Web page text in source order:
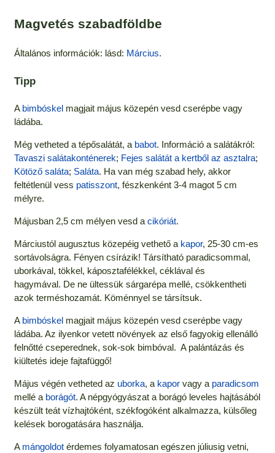
Magvetés szabadföldbe
Általános információk: lásd: Március.
Tipp
A bimbóskelmagjait május közepén vesd cserépbe vagy
ládába.
Még vetheted a tépősalátát, a babot. Információ a salátákról:
Tavaszi salátakonténerek; Fejes salátát a kertből az asztalra;
Kötöző saláta; Saláta. Ha van még szabad hely, akkor
feltétlenül vess patisszont, fészkenként 3-4 magot 5 cm
mélyre.
Májusban 2,5 cm mélyen vesd a cikóriát.
Márciustól augusztus közepéig vethető a kapor, 25-30 cm-es
sortávolságra. Fényen csírázik! Társítható paradicsommal,
uborkával, tökkel, káposztafélékkel, céklával és
hagymával. De ne ültessük sárgarépa mellé, csökkentheti
azok terméshozamát. Köménnyel se társítsuk.
A bimbóskelmagjait május közepén vesd cserépbe vagy
ládába. Az ilyenkor vetett növények az első fagyokig ellenálló
felnőtté cseperednek, sok-sok bimbóval. A palántázás és
kiültetés ideje fajtafüggő!
Május végén vetheted az uborka, a kaporvagy a paradicsom
mellé a borágót. A népgyógyászat a borágó leveles hajtásából
készült teát vízhajtóként, székfogóként alkalmazza, külsőleg
kelések borogatására használja.
A mángoldotérdemes folyamatosan egészen júliusig vetni,